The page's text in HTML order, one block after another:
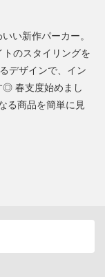
い新作パーカー。
のスタイリングを
デザインで、イン
◎ 春支度始めまし
る商品を簡単に見